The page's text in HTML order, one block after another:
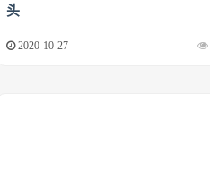
头
2020-10-27